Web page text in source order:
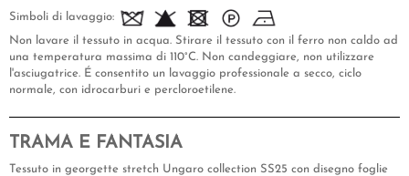
Simboli di lavaggio:
Non lavare il tessuto in acqua. Stirare il tessuto con il ferro non caldo ad
una temperatura massima di 110°C. Non candeggiare, non utilizzare
l'asciugatrice. É consentito un lavaggio professionale a secco, ciclo
normale, con idrocarburi e percloroetilene.
TRAMA E FANTASIA
Tessuto in georgette stretch Ungaro collection SS25 con disegno foglie